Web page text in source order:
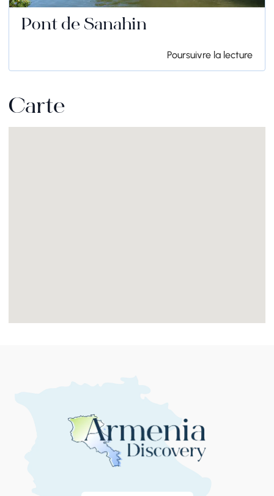
Pont de Sanahin
Poursuivre la lecture
Carte